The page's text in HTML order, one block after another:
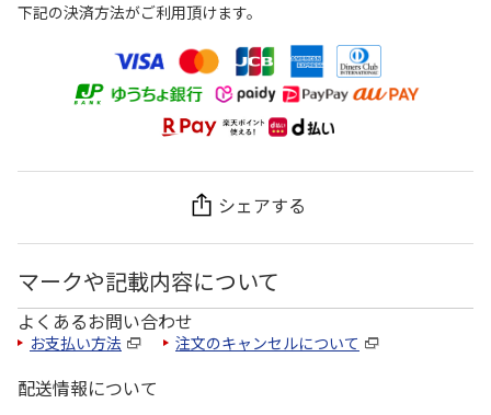
下記の決済方法がご利用頂けます。
シェアする
マークや記載内容について
よくあるお問い合わせ
お支払い方法 注文のキャンセルについて
配送情報について